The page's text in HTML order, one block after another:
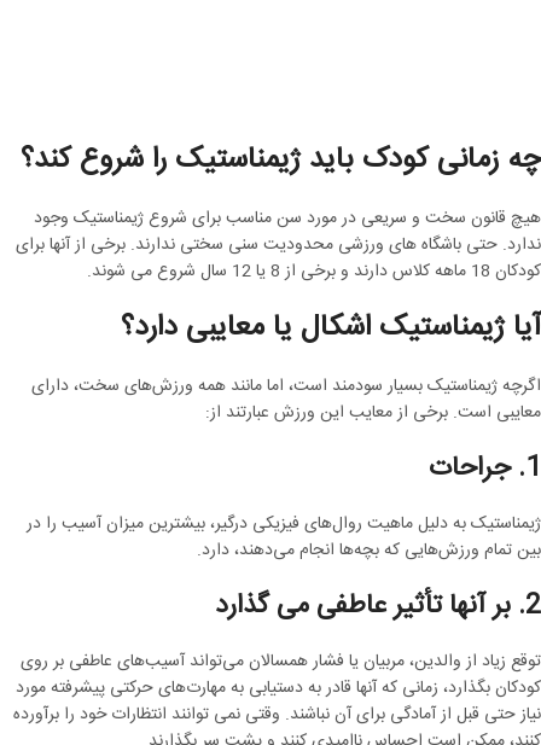
چه زمانی کودک باید ژیمناستیک را شروع کند؟
هیچ قانون سخت و سریعی در مورد سن مناسب برای شروع ژیمناستیک وجود
ندارد. حتی باشگاه های ورزشی محدودیت سنی سختی ندارند. برخی از آنها برای
کودکان 18 ماهه کلاس دارند و برخی از 8 یا 12 سال شروع می شوند.
آیا ژیمناستیک اشکال یا معایبی دارد؟
اگرچه ژیمناستیک بسیار سودمند است، اما مانند همه ورزش‌های سخت، دارای
معایبی است. برخی از معایب این ورزش عبارتند از:
1. جراحات
ژیمناستیک به دلیل ماهیت روال‌های فیزیکی درگیر، بیشترین میزان آسیب را در
بین تمام ورزش‌هایی که بچه‌ها انجام می‌دهند، دارد.
2. بر آنها تأثیر عاطفی می گذارد
توقع زیاد از والدین، مربیان یا فشار همسالان می‌تواند آسیب‌های عاطفی بر روی
کودکان بگذارد، زمانی که آنها قادر به دستیابی به مهارت‌های حرکتی پیشرفته مورد
نیاز حتی قبل از آمادگی برای آن نباشند. وقتی نمی توانند انتظارات خود را برآورده